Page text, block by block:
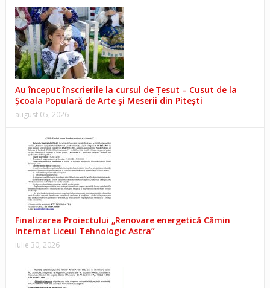
Au început înscrierile la cursul de Țesut – Cusut de la
Școala Populară de Arte și Meserii din Pitești
august 05, 2026
Finalizarea Proiectului „Renovare energetică Cămin
Internat Liceul Tehnologic Astra”
iulie 30, 2026